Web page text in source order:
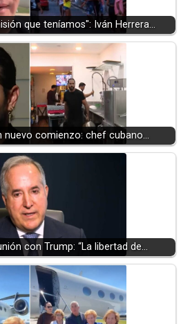
que teníamos": Iván Herrera…
nuevo comienzo: chef cubano…
con Trump: “La libertad de…